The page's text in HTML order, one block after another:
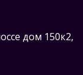
дом 150к2,